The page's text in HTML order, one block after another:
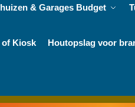
& Garages Budget
Kiosk Houtopslag voor